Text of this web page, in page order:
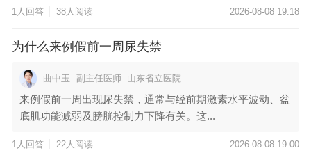
1人回答 38人阅读 2026-08-08 19:18
为什么来例假前一周尿失禁
曲中玉 副主任医师 山东省立医院
来例假前一周出现尿失禁，通常与经前期激素水平波动、盆
底肌功能减弱及膀胱控制力下降有关。这...
1人回答 22人阅读 2026-08-08 19:00